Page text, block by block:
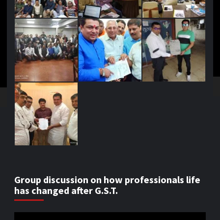
Group discussion on how professionals life
has changed after G.S.T.